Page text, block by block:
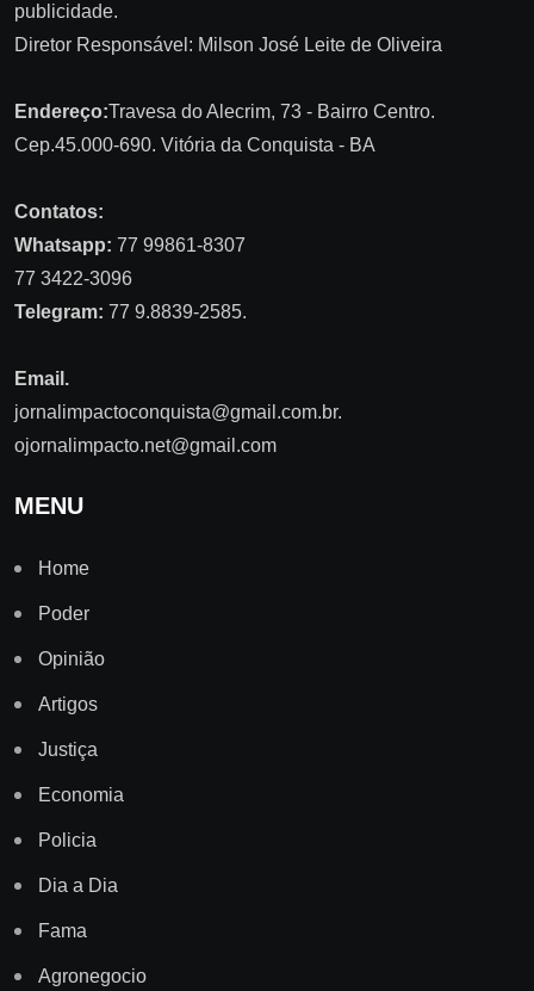
publicidade.
Diretor Responsável: Milson José Leite de Oliveira
Endereço:Travesa do Alecrim, 73 - Bairro Centro.
Cep.45.000-690. Vitória da Conquista - BA
Contatos:
Whatsapp: 77 99861-8307
77 3422-3096
Telegram: 77 9.8839-2585.
Email.
jornalimpactoconquista@gmail.com.br.
ojornalimpacto.net@gmail.com
MENU
Home
Poder
Opinião
Artigos
Justiça
Economia
Policia
Dia a Dia
Fama
Agronegocio